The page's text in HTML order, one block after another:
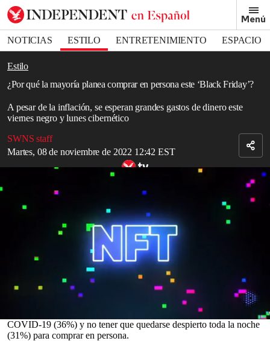
Menú
NOTICIAS ESTILO ENTRETENIMIENTO
ESPACIO
DEPORTES
Estilo
¿Por qué la mayoría planea comprar en persona este ‘Black Friday’?
A pesar de la inflación, se esperan grandes gastos de dinero este
viernes negro y lunes cibernético
SWNS staff
Martes, 08 de noviembre de 2022 12:42 EST
Bookmark popover
Removed from bookmarks
Close popover
seconds
Macy’s Thanksgiving Day Parade Gets in on NFT Craze With
Collectible Balloons
Dos de cada cinco (43%) estadounidenses extrañan el caos que es
el “Viernes Negro”.
Una encuesta de 2,000 adultos encontró que el 95% planea
comprar durante el viernes negro y lunes cibernético este año. Y un
tercio planea comprar tanto en línea como en las tiendas en
No tener que hacer cola hace que las ventas en línea para ambos
eventos sean atractivas (46%), más que evitar los riesgos de
COVID-19 (36%) y no tener que quedarse despierto toda la noche
(31%) para comprar en persona.